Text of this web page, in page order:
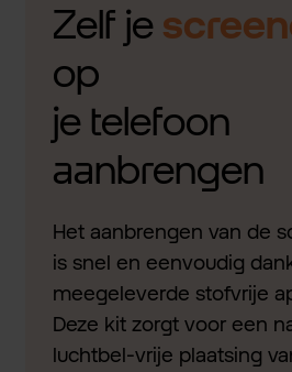
Zelf je
op
je telefoon
aanbrengen
Het aanbrengen van de
is snel en eenvoudig
meegeleverde stofvrije
Deze kit zorgt voor een
luchtbel-vrije plaatsing